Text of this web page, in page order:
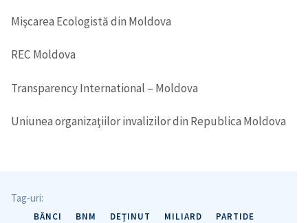
Mişcarea Ecologistă din Moldova
REC Moldova
Transparency International – Moldova
Uniunea organizaţiilor invalizilor din Republica Moldova
Tag-uri:
BĂNCI BNM DEŢINUT MILIARD
PARTIDE